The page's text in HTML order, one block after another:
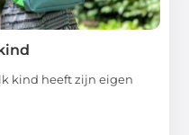
kind heeft zijn eigen